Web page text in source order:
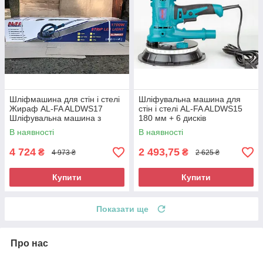
Шліфмашина для стін і стелі
Жираф AL-FA ALDWS17
Шліфувальна машина з
подовженою ручкою
В наявності
4 724 ₴ 4 973 ₴
Купити
Шліфувальна машина для
стін і стелі AL-FA ALDWS15
180 мм + 6 дисків
Шліфмашина для
шліфування стін
В наявності
2 493,75 ₴ 2 625 ₴
Купити
Показати ще
Про нас